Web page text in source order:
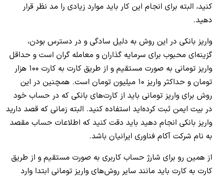
کنید، البته برای انجام این کار باید موارد زیادی را مد نظر قرار
دهید.
واریز بانکی در این روش به دلیل سادگی و در دسترس بودن،
گزینه‌ای محبوب برای سرمایه گذاران و معامله گران است و حداقل
واریز تومانی به صورت مستقیم و از طریق کارت به کارت 100 هزار
تومان و حداکثر واریز 10 میلیون تومان است. همچنین در این
روش برای واریز تومانی باید از کارت‌های بانکی که در حساب خود
در بیت ایمن ثبت کرده‌اید استفاده کنید. البته زمانی که قصد دارید
واریز بانکی انجام دهید باید دقت کنید که اطلاعات حساب مقصد
به نام شرکت آکام فناوری ایرانیان باشد.
از همین رو برای شارژ حساب کاربری به صورت مستقیم و از طریق
کارت به کارت باید مانند سایر روش‌های واریز تومانی ابتدا وارد